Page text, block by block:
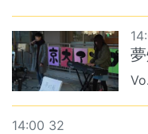
14:00 32